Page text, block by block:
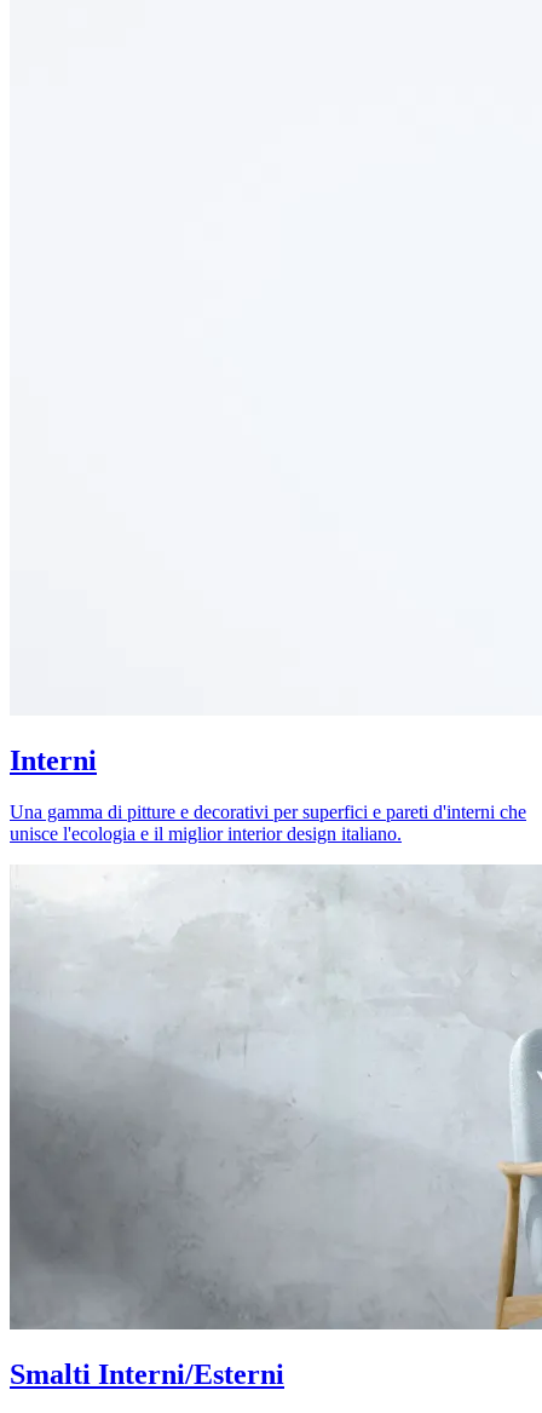
Interni
Una gamma di pitture e decorativi per superfici e pareti d'interni che
unisce l'ecologia e il miglior interior design italiano.
Smalti Interni/Esterni